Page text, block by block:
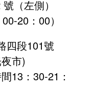
（左側）
00-20：00）
四段101號
光夜市)
間13：30-21：